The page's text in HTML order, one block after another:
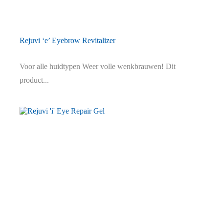
Rejuvi ‘e’ Eyebrow Revitalizer
Voor alle huidtypen Weer volle wenkbrauwen! Dit
product...